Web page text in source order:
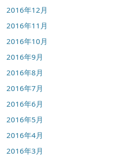
2016年12月
2016年11月
2016年10月
2016年9月
2016年8月
2016年7月
2016年6月
2016年5月
2016年4月
2016年3月